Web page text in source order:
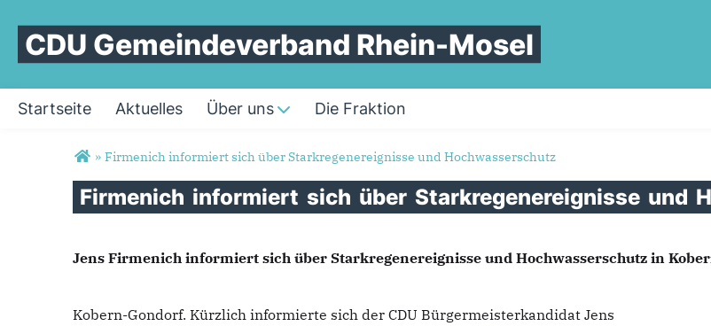
CDU Gemeindeverband Rhein-Mosel
Startseite Aktuelles Über uns Die Fraktion
Sie sind hier
» Firmenich informiert sich über Starkregenereignisse und Hochwasserschutz
Firmenich informiert sich über Starkregenereignisse und
Jens Firmenich informiert sich über Starkregenereignisse und Hochwasserschutz in
Kobern-Gondorf. Kürzlich informierte sich der CDU Bürgermeisterkandidat Jens